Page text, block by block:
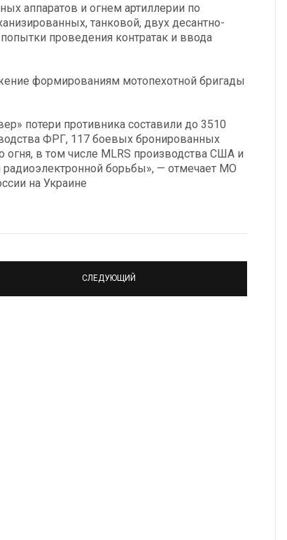
аппаратов и огнем артиллерии по
танковой, двух десантно-
проведения контратак и ввода
формированиям мотопехотной бригады
потери противника составили до 3510
ФРГ, 117 боевых бронированных
в том числе MLRS производства США и
борьбы», — отмечает МО
на Украине
СЛЕДУЮЩИЙ